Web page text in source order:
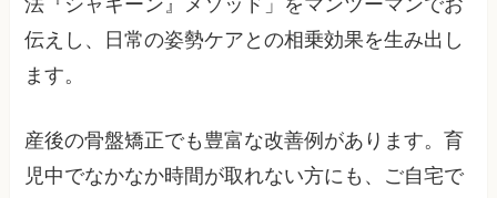
伝えし、日常の姿勢ケアとの相乗効果を生み出し
ます。
産後の骨盤矯正でも豊富な改善例があります。育
児中でなかなか時間が取れない方にも、ご自宅で